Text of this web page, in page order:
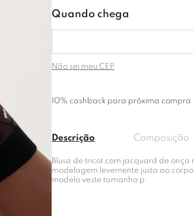
Não sei meu CEP
10% cashback para próxima compra
Descrição Composição
Blusa de tricot com jacquard de onça
modelagem levemente justa ao
modelo veste tamanho p.